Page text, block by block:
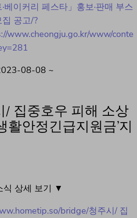
베이커리 페스타」홍보·판매 부스
공고/?
www.cheongju.go.kr/www/conte
08-08 ~
/ 집중호우 피해 소상
활안정긴급지원금’지
식 상세 보기 ▼
bridge/청주시/ 집